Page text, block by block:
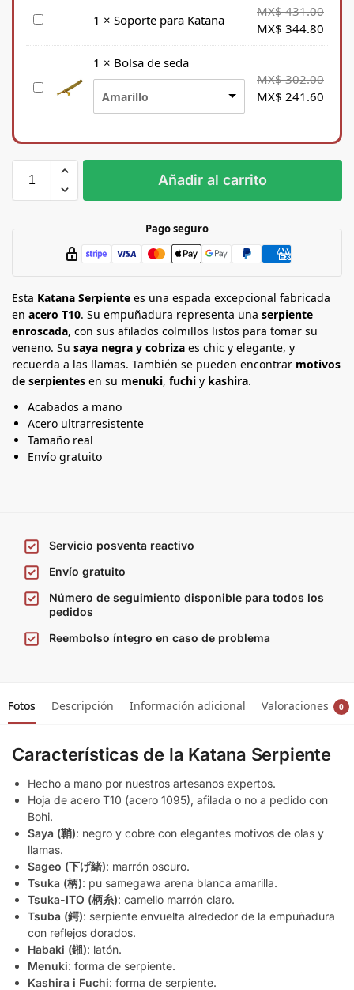
S
r
p
a
r
a
1 × Soporte para Katana
MX$431.00
MX$ 344.80
B
s
a
d
1 × Bolsa de seda
Amarillo
MX$302.00
MX$ 241.60
Añadir al carrito
Pago seguro
Esta Katana Serpiente es una espada excepcional fabricada
en acero T10. Su empuñadura representa una serpiente
enroscada, con sus afilados colmillos listos para tomar su
veneno. Su saya negra y cobriza es chic y elegante, y
recuerda a las llamas. También se pueden encontrar motivos
de serpientes en su menuki, fuchi y kashira.
Acabados a mano
Acero ultrarresistente
Tamaño real
Envío gratuito
Servicio posventa reactivo
Envío gratuito
Número de seguimiento disponible para todos los
pedidos
Reembolso íntegro en caso de problema
Fotos Descripción Información adicional Valoraciones 0
Características de la Katana Serpiente
Hecho a mano por nuestros artesanos expertos.
Hoja de acero T10 (acero 1095), afilada o no a pedido con
Bohi.
Saya (鞘): negro y cobre con elegantes motivos de olas y
llamas.
Sageo (下げ緒): marrón oscuro.
Tsuka (柄): pu samegawa arena blanca amarilla.
Tsuka-ITO (柄糸): camello marrón claro.
Tsuba (鍔): serpiente envuelta alrededor de la empuñadura
con reflejos dorados.
Habaki (鎺): latón.
Menuki: forma de serpiente.
Kashira i Fuchi: forma de serpiente.